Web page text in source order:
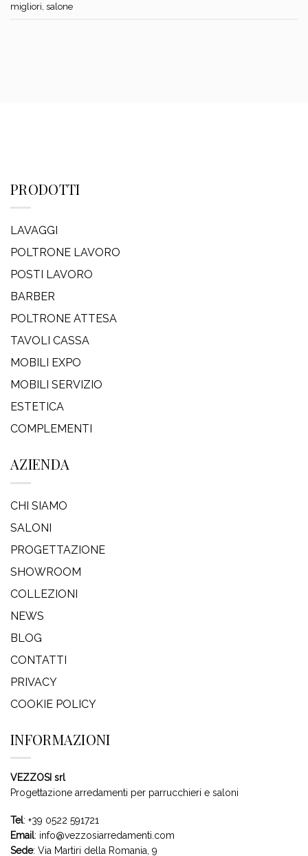
migliori salone
PRODOTTI
LAVAGGI
POLTRONE LAVORO
POSTI LAVORO
BARBER
POLTRONE ATTESA
TAVOLI CASSA
MOBILI EXPO
MOBILI SERVIZIO
ESTETICA
COMPLEMENTI
AZIENDA
CHI SIAMO
SALONI
PROGETTAZIONE
SHOWROOM
COLLEZIONI
NEWS
BLOG
CONTATTI
PRIVACY
COOKIE POLICY
INFORMAZIONI
VEZZOSI srl
Progettazione arredamenti per parrucchieri e saloni
Tel: +39 0522 591721
Email: info@vezzosiarredamenti.com
Sede: Via Martiri della Romania, 9